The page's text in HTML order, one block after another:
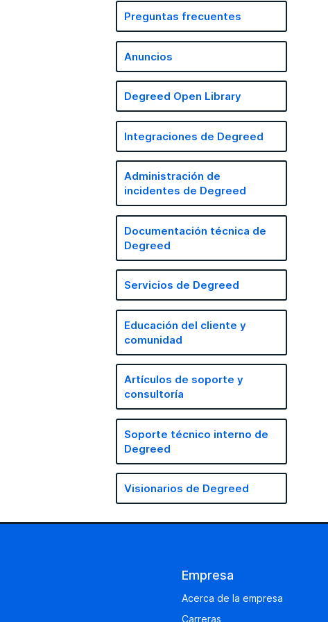
Preguntas frecuentes
Anuncios
Degreed Open Library
Integraciones de Degreed
Administración de
incidentes de Degreed
Documentación técnica de
Degreed
Servicios de Degreed
Educación del cliente y
comunidad
Artículos de soporte y
consultoría
Soporte técnico interno de
Degreed
Visionarios de Degreed
Empresa
Acerca de la empresa
Carreras